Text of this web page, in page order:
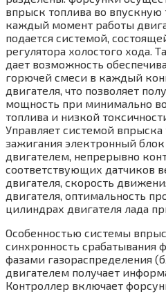
впрыск топлива во впускную
каждый момент работы
подается системой,
регулятора холостого хода.
дает возможность
горючей смеси в каждый
двигателя, что позволяет
мощность при минимально
топлива и низкой
Управляет системой
зажигания электронный
двигателем, непрерывно
соответствующих датчиков
двигателя, скорость
двигателя, оптимальность
цилиндрах двигателя лада
Особенностью системы
синхронность срабатывания
фазами газораспределения
двигателем получает
Контроллер включает